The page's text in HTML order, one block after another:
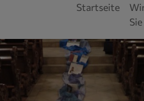
Startseite
Sie